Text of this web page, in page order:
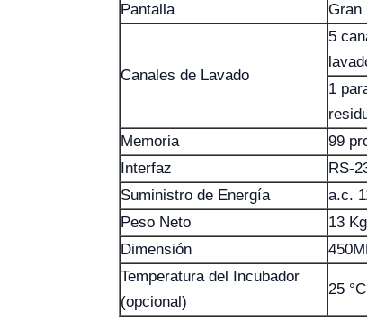
Pantalla
Gran
Canales de Lavado
5
1
Memoria 99
Interfaz
RS-
Suministro de Energía
a.c.
Peso Neto
13 Kg
Dimensión
Temperatura del Incubador
(opcional)
25